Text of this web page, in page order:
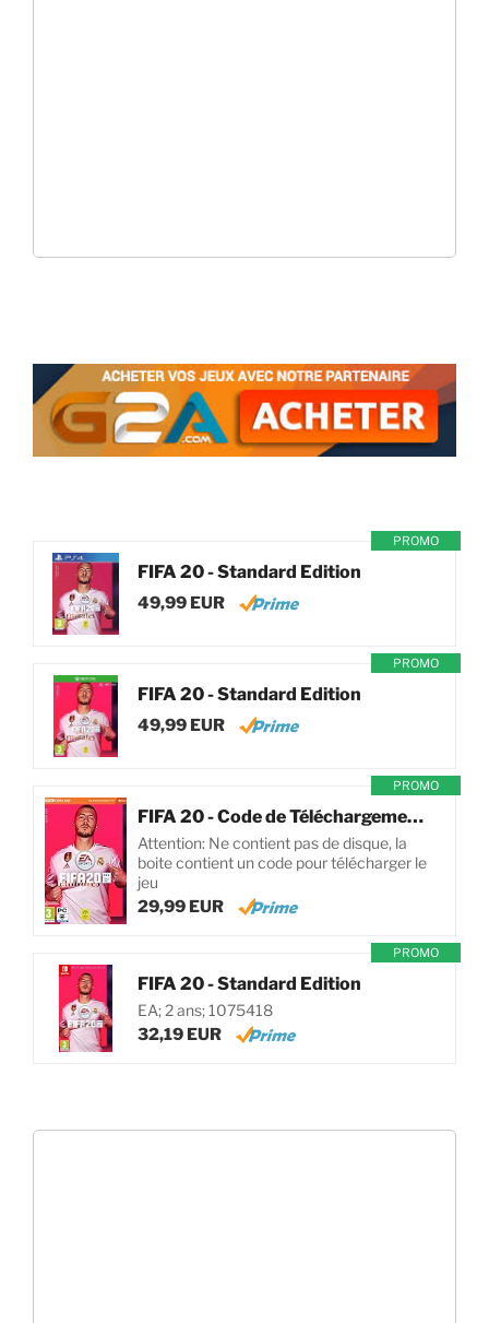
PROMO
FIFA 20 - Standard Edition
49,99 EUR
PROMO
FIFA 20 - Standard Edition
49,99 EUR
PROMO
FIFA 20 - Code de Téléchargement pour PC
Attention: Ne contient pas de disque, la
boite contient un code pour télécharger le
jeu
29,99 EUR
PROMO
FIFA 20 - Standard Edition
EA; 2 ans; 1075418
32,19 EUR